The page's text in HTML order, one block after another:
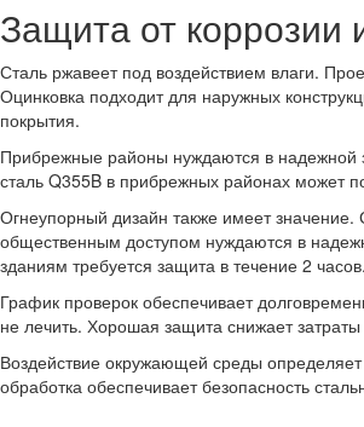
Защита от коррозии
Сталь ржавеет под воздействием влаги.
Оцинковка подходит для наружных
покрытия.
Прибрежные районы нуждаются в надежной
сталь Q355B в прибрежных районах может
Огнеупорный дизайн также имеет значение.
общественным доступом нуждаются в
зданиям требуется защита в течение 2
График проверок обеспечивает
не лечить. Хорошая защита снижает
Воздействие окружающей среды
обработка обеспечивает безопасность